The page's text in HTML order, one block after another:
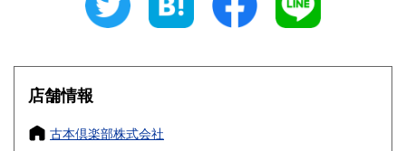
800円 三重県
大阪府
奈良県 800円
店舗情報
古本倶楽部株式会社